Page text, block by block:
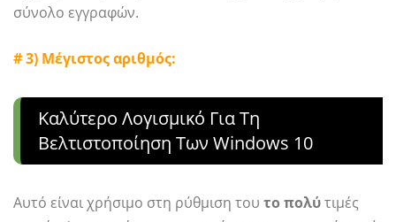
σύνολο εγγραφών.
# 3) Μέγιστος αριθμός:
Καλύτερο Λογισμικό Για Τη
Βελτιστοποίηση Των Windows 10
Αυτό είναι χρήσιμο στη ρύθμιση του το πολύτιμές